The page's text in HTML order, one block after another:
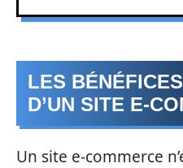
LES
D’UN SITE E-
Un site e-commerce